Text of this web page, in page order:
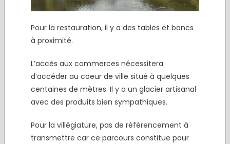
Pour la restauration, il y a des tables et bancs
à proximité.
L’accès aux commerces nécessitera
d’accéder au coeur de ville situé à quelques
centaines de mètres. Il y a un glacier artisanal
avec des produits bien sympathiques.
Pour la villégiature, pas de référencement à
transmettre car ce parcours constitue pour